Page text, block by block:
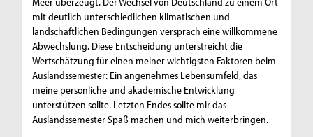
mit deutlich unterschiedlichen klimatischen und
landschaftlichen Bedingungen versprach eine willkommene
Abwechslung. Diese Entscheidung unterstreicht die
Wertschätzung für einen meiner wichtigsten Faktoren beim
Auslandssemester: Ein angenehmes Lebensumfeld, das
meine persönliche und akademische Entwicklung
unterstützen sollte. Letzten Endes sollte mir das
Auslandssemester Spaß machen und mich weiterbringen.